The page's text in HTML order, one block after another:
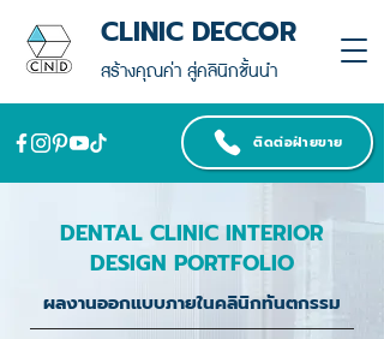
สร้างคุณค่า สู่คลินิกชั้นนำ
CLINIC DECCOR
ติดต่อฝ่ายขาย
DENTAL CLINIC INTERIOR
DESIGN PORTFOLIO
ผลงานออกแบบภายในคลินิกทันตกรรม